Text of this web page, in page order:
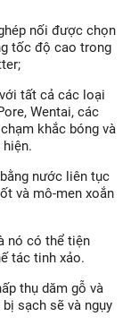
nối được chọn
tốc độ cao trong
tất cả các loại
Wentai, các
khắc bóng và
nước liên tục
và mô-men xoắn
nó có thể tiện
tác tinh xảo.
thụ dăm gỗ và
sạch sẽ và ngụy